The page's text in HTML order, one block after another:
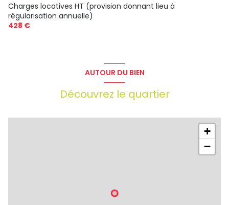
Charges locatives HT (provision donnant lieu à
régularisation annuelle)
428 €
AUTOUR DU BIEN
Découvrez le quartier
+
−